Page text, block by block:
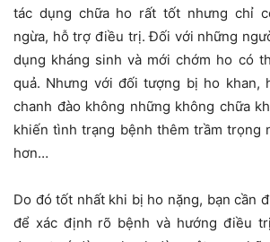
tác dụng chữa ho rất tốt nhưng chỉ
ngừa, hỗ trợ điều trị. Đối với những
dụng kháng sinh và mới chớm ho có
quả. Nhưng với đối tượng bị ho khan,
chanh đào không những không chữa
khiến tình trạng bệnh thêm trầm trọng
hơn…
Do đó tốt nhất khi bị ho nặng, bạn cần
để xác định rõ bệnh và hướng điều